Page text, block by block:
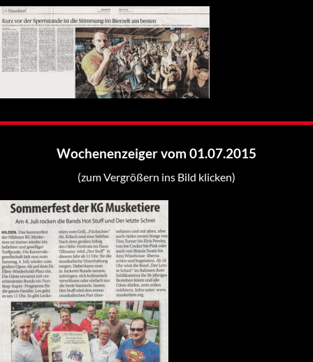
Wochenenzeiger vom 01.07.2015
(zum Vergrößern ins Bild klicken)